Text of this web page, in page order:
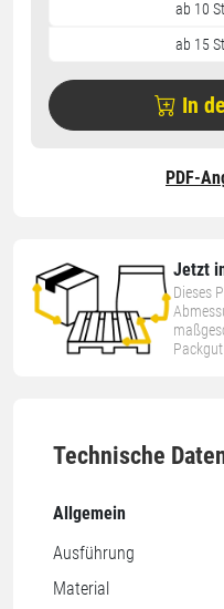
Jetzt
Dieses
Technische
Allgemein
Ausführung
Material
ab 10 St.
ab 15 St.
In
PDF-